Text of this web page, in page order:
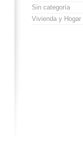
Sin categoría
Vivienda y Hogar